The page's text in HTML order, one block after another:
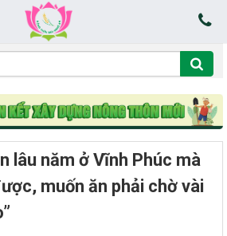
lâu năm ở Vĩnh Phúc mà
muốn ăn phải chờ vài